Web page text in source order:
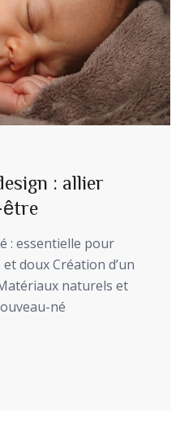
: allier
être
: essentielle pour
doux Création d’un
naturels et
né